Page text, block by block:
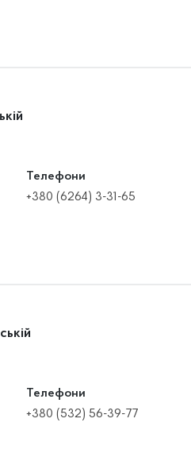
Телефони
+380 (6264) 3-31-65
Телефони
+380 (532) 56-39-77